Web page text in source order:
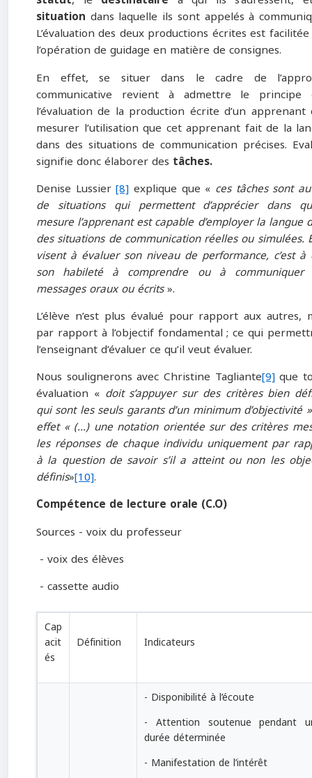
situation dans laquelle ils sont appelés à
L’évaluation des deux productions écrites est
l’opération de guidage en matière de consignes.
En effet, se situer dans le cadre de
communicative revient à admettre le principe
l’évaluation de la production écrite d’un apprenant
mesurer l’utilisation que cet apprenant fait de la
dans des situations de communication précises.
signifie donc élaborer des tâches.
Denise Lussier[8] explique que « ces tâches sont
de situations qui permettent d’apprécier dans
mesure l’apprenant est capable d’employer la langue
des situations de communication réelles ou simulées.
visent à évaluer son niveau de performance, c’est à
son habileté à comprendre ou à communiquer
messages oraux ou écrits».
L’élève n’est plus évalué pour rapport aux autres,
par rapport à l’objectif fondamental ; ce qui
l’enseignant d’évaluer ce qu’il veut évaluer.
Nous soulignerons avec Christine Tagliante[9]que
évaluation « doit s’appuyer sur des critères bien
qui sont les seuls garants d’un minimum d’objectivité
effet « (…) une notation orientée sur des critères
les réponses de chaque individu uniquement par
à la question de savoir s’il a atteint ou non les
définis»[10].
Compétence de lecture orale (C.O)
Sources - voix du professeur
- voix des élèves
- cassette audio
Cap
acit
és
Définition Indicateurs
- Disponibilité à l’écoute
- Attention soutenue pendant
durée déterminée
- Manifestation de l’intérêt